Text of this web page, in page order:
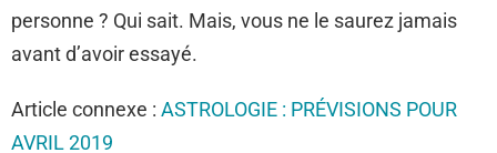
personne ? Qui sait. Mais, vous ne le saurez jamais
avant d’avoir essayé.
Article connexe : ASTROLOGIE : PRÉVISIONS POUR
AVRIL 2019